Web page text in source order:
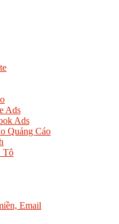
Ads
Ads
Quảng Cáo
Tô
Email